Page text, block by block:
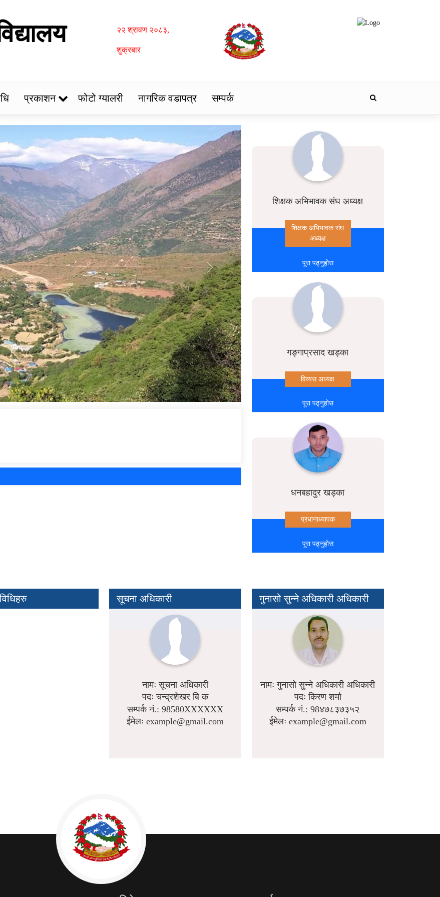
२२ श्रावण २०८३,
शुक्रबार
प्रकाशन फोटो ग्यालरी नागरिक वडापत्र सम्पर्क
शिक्षक अभिभावक संघ अध्यक्ष
शिक्षक अभिभावक संघ
अध्यक्ष
पूरा पढ्नुहोस
गङ्गाप्रसाद खड्का
विव्यस अध्यक्ष
पूरा पढ्नुहोस
धनबहादुर खड्का
प्रधानाध्यापक
पूरा पढ्नुहोस
सूचना अधिकारी
नामः सूचना अधिकारी
पदः चन्द्रशेखर बि क
सम्पर्क नं.: 98580XXXXXX
ईमेलः example@gmail.com
गुनासो सुन्ने अधिकारी अधिकारी
नामः गुनासो सुन्ने अधिकारी अधिकारी
पदः किरण शर्मा
सम्पर्क नं.: 98४७८३७३५२
ईमेलः example@gmail.com